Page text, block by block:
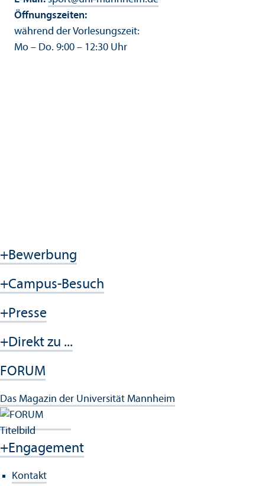
Öffnungs­zeiten:
während der Vorlesungs­zeit:
Mo – Do. 9:00 – 12:30 Uhr
+Bewerbung
+Campus-Besuch
+Presse
+Direkt zu ...
FORUM
Das Magazin der Universität Mannheim
+Engagement
Kontakt